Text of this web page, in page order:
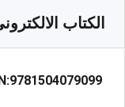
الكتاب
9781504079099